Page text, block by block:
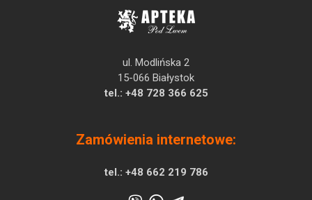
ul. Modlińska 2
15-066 Białystok
tel.: +48 728 366 625
Zamówienia internetowe:
tel.: +48 662 219 786